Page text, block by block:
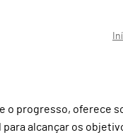
o progresso, oferece
alcançar os